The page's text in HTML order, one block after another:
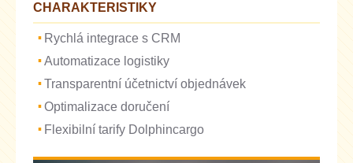
CHARAKTERISTIKY
Rychlá integrace s CRM
Automatizace logistiky
Transparentní účetnictví objednávek
Optimalizace doručení
Flexibilní tarify Dolphincargo